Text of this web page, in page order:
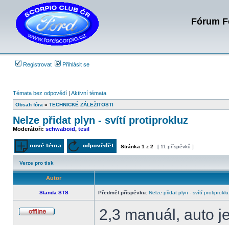
Fórum
Registrovat Přihlásit se
Témata bez odpovědí | Aktivní témata
Obsah fóra » TECHNICKÉ ZÁLEŽITOSTI
Nelze přidat plyn - svítí protiprokluz
Moderátoři: schwaboid, tesil
Odeslat nové téma Odpovědět na téma
Stránka 1 z 2 [ 11 příspěvků ]
Verze pro tisk
Autor
Standa STS Předmět příspěvku: Nelze přidat plyn - svítí
2,3 manuál, auto